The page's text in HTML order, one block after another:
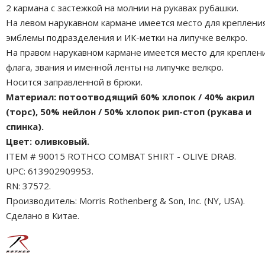
2 кармана с застежкой на молнии на рукавах рубашки.
На левом нарукавном кармане имеется место для
эмблемы подразделения и ИК-метки на липучке велкро.
На правом нарукавном кармане имеется место для
флага, звания и именной ленты на липучке велкро.
Носится заправленной в брюки.
Материал: потоотводящий 60% хлопок / 40% акрил
(торс), 50% нейлон / 50% хлопок рип-стоп (рукава и
спинка).
Цвет: оливковый.
ITEM # 90015 ROTHCO COMBAT SHIRT - OLIVE DRAB.
UPC: 613902909953.
RN: 37572.
Производитель: Morris Rothenberg & Son, Inc. (NY, USA).
Сделано в Китае.